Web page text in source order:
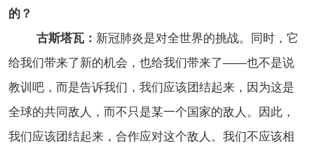
的？
古斯塔瓦： 新冠肺炎是对全世界的挑战。同时，它
给我们带来了新的机会，也给我们带来了——也不是说
教训吧，而是告诉我们，我们应该团结起来，因为这是
全球的共同敌人，而不只是某一个国家的敌人。因此，
我们应该团结起来，合作应对这个敌人。我们不应该相